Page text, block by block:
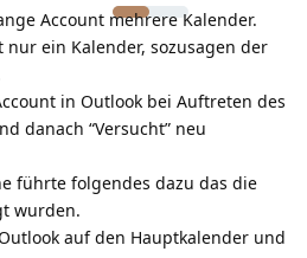
Account mehrere Kalender.
ein Kalender, sozusagen der
in Outlook bei Auftreten des
danach “Versucht” neu
führte folgendes dazu das die
wurden.
auf den Hauptkalender und